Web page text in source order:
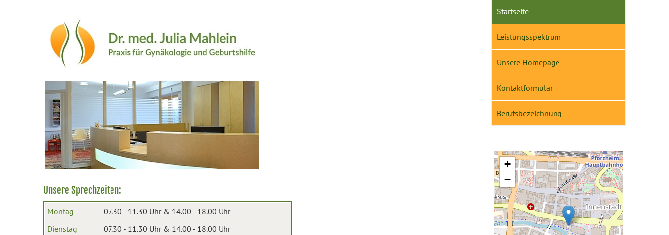
Unsere Sprechzeiten:
Montag
07.30 - 11.30 Uhr & 14.00 - 18.00 Uhr
Dienstag
07.30 - 11.30 Uhr & 14.00 - 18.00 Uhr
Startseite
Leistungsspektrum
Unsere Homepage
Kontaktformular
Berufsbezeichnung
+
−